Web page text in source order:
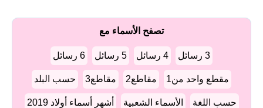
تصفح الأسماء مع
3 رسائل 4 رسائل 5 رسائل 6 رسائل
مقطع واحد من1 مقاطع2 مقاطع3 حسب البلد
حسب اللغة الأسماء الشعبية أشهر أسماء أولاد 2019